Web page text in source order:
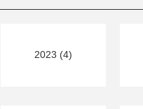
2023 (4)